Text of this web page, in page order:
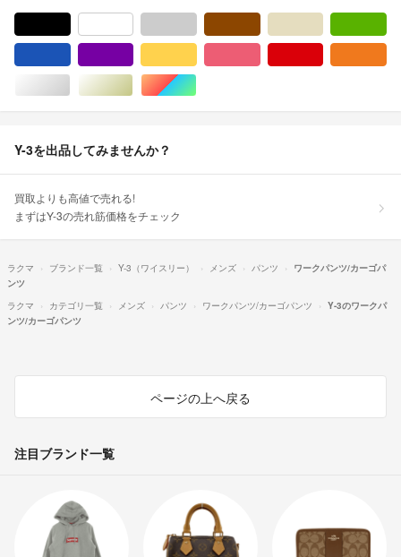
シルバー/銀色系ゴールド/金色系マルチカラー
Y-3を出品してみませんか？
買取よりも高値で売れる!
まずはY-3の売れ筋価格をチェック
ラクマ ブランド一覧 Y-3（ワイスリー） メンズ パンツ
ワークパンツ/カーゴパ
ンツ
ラクマ
カテゴリ一覧 メンズ パンツ ワークパンツ/カーゴパンツ
Y-3のワークパ
ンツ/カーゴパンツ
ページの上へ戻る
注目ブランド一覧